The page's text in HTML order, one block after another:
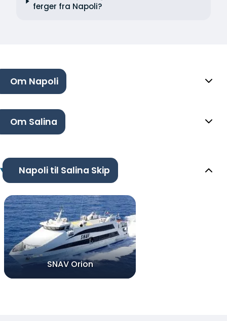
ferger fra Napoli?
Om Napoli
Om Salina
Napoli til Salina Skip
SNAV Orion